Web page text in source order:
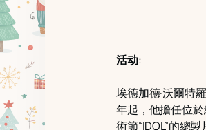
活动:
埃德加德·沃爾特
年起，他擔任位
術節“IDOL”的總